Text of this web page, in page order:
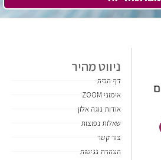
ניווט מהיר
דף הבית
אימוני ZOOM
אודות נוגה אלון
שאלות נפוצות
צור קשר
הצהרת נגישות